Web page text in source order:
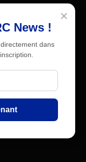
×
News !
dans